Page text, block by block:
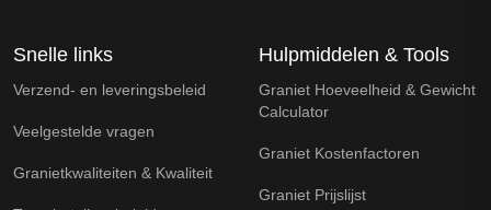
Snelle links
Verzend- en leveringsbeleid
Veelgestelde vragen
Granietkwaliteiten & Kwaliteit
Hulpmiddelen & Tools
Graniet Hoeveelheid & Gewicht
Calculator
Graniet Kostenfactoren
Graniet Prijslijst